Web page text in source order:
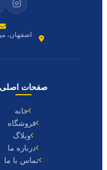
اصفهان،
صفحات اصلی
خانه
فروشگاه
وبلاگ
درباره ما
تماس با ما